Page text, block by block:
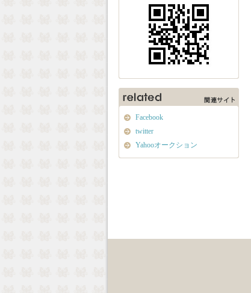
Facebook
twitter
Yahooオークション